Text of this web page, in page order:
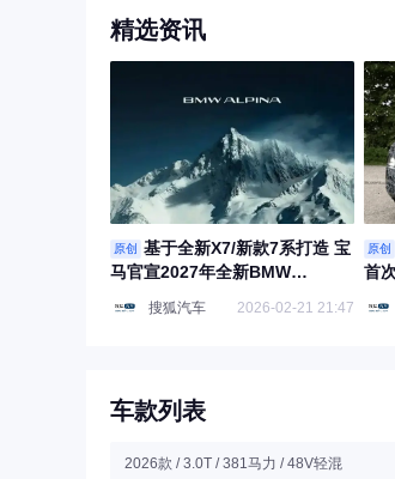
精选资讯
原创
基于全新X7/新款7系打造 宝
马官宣2027年全新BMW
搜狐汽车 2026-02-21 21:47
原创
首
车款列表
2026款 / 3.0T / 381马力 / 48V轻混